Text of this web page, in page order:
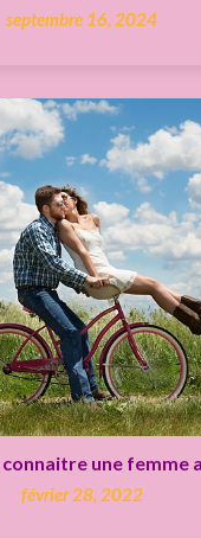
septembre 16, 2024
une femme
février 28, 2022